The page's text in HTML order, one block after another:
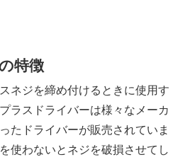
特徴
ネジを締め付けるときに使用す
ラスドライバーは様々なメーカ
たドライバーが販売されていま
使わないとネジを破損させてし